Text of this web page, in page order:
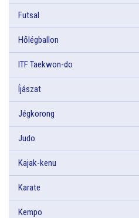
Futsal
Hőlégballon
ITF Taekwon-do
Íjászat
Jégkorong
Judo
Kajak-kenu
Karate
Kempo